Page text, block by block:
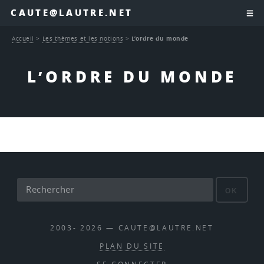
CAUTE@LAUTRE.NET
L’ORDRE DU MONDE
Accueil > Les thèmes et les notions > L’ordre du monde
OK
2003- 2026 — CAUTE@LAUTRE.NET
PLAN DU SITE